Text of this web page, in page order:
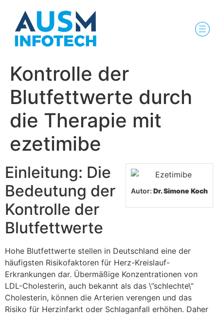
Kontrolle der
Blutfettwerte durch
die Therapie mit
ezetimibe
Autor: Dr. Simone Koch
Einleitung: Die
Bedeutung der
Kontrolle der
Blutfettwerte
Hohe Blutfettwerte stellen in Deutschland eine der
häufigsten Risikofaktoren für Herz-Kreislauf-
Erkrankungen dar. Übermäßige Konzentrationen von
LDL-Cholesterin, auch bekannt als das \”schlechte\”
Cholesterin, können die Arterien verengen und das
Risiko für Herzinfarkt oder Schlaganfall erhöhen. Daher